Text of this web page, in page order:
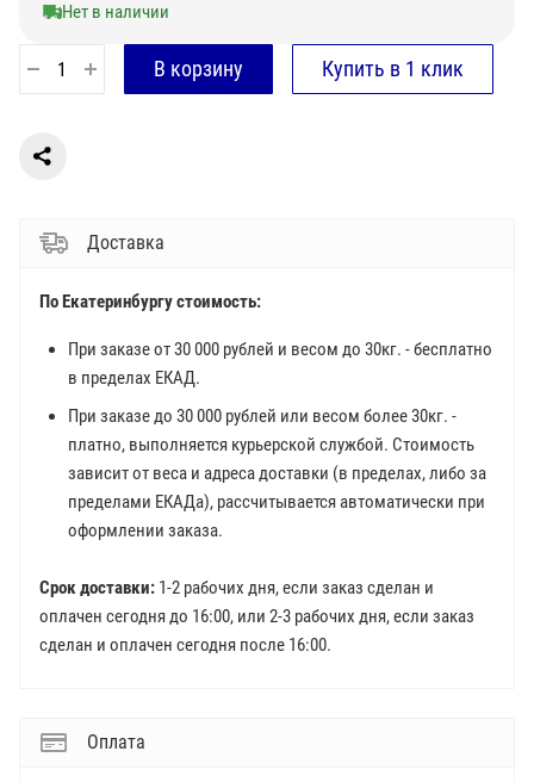
Нет в наличии
Доставка
По Екатеринбургу стоимость:
При заказе от 30 000 рублей и весом до 30кг. - бесплатно
в пределах ЕКАД.
При заказе до 30 000 рублей или весом более 30кг. -
платно, выполняется курьерской службой. Стоимость
зависит от веса и адреса доставки (в пределах, либо за
пределами ЕКАДа), рассчитывается автоматически при
оформлении заказа.
Срок доставки: 1-2 рабочих дня, если заказ сделан и
оплачен сегодня до 16:00, или 2-3 рабочих дня, если заказ
сделан и оплачен сегодня после 16:00.
Оплата